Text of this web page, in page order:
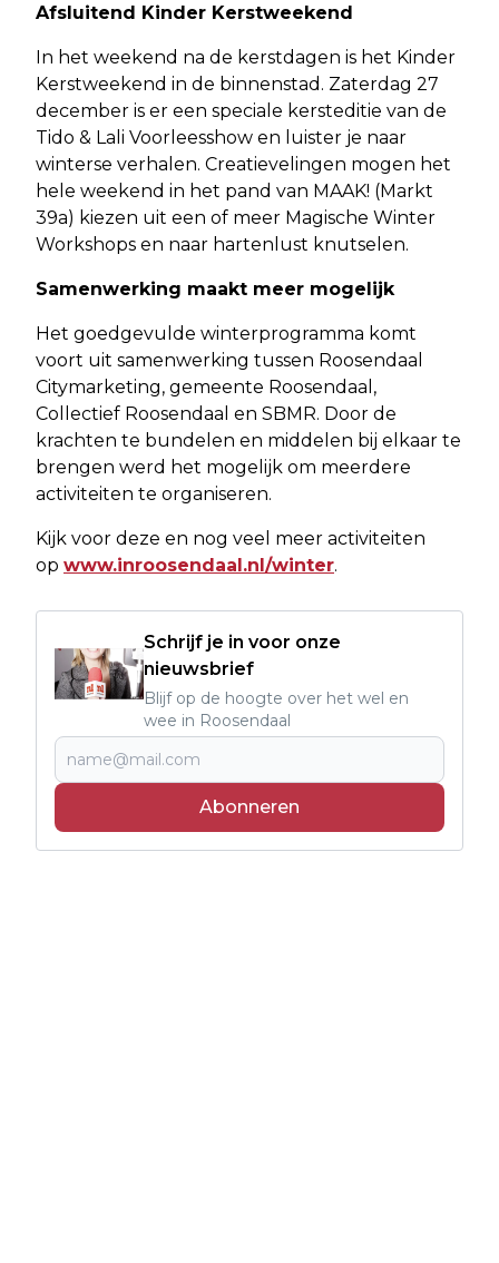
Afsluitend Kinder Kerstweekend
In het weekend na de kerstdagen is het Kinder
Kerstweekend in de binnenstad. Zaterdag 27
december is er een speciale kersteditie van de
Tido & Lali Voorleesshow en luister je naar
winterse verhalen. Creatievelingen mogen het
hele weekend in het pand van MAAK! (Markt
39a) kiezen uit een of meer Magische Winter
Workshops en naar hartenlust knutselen.
Samenwerking maakt meer mogelijk
Het goedgevulde winterprogramma komt
voort uit samenwerking tussen Roosendaal
Citymarketing, gemeente Roosendaal,
Collectief Roosendaal en SBMR. Door de
krachten te bundelen en middelen bij elkaar te
brengen werd het mogelijk om meerdere
activiteiten te organiseren.
Kijk voor deze en nog veel meer activiteiten
op www.inroosendaal.nl/winter.
Schrijf je in voor onze
nieuwsbrief
Blijf op de hoogte over het wel en
wee in Roosendaal
Abonneren